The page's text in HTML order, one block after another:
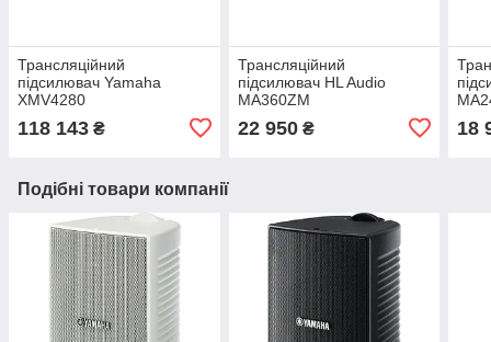
Трансляційний
підсилювач Yamaha
XMV4280
118 143 ₴
Трансляційний
підсилювач HL Audio
MA360ZM
22 950₴ 18
Подібні товари компанії